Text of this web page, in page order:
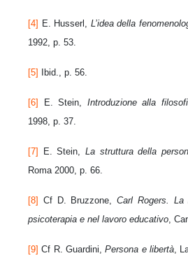
[4] E. Husserl, L’idea della
1992, p. 53.
[5] Ibid., p. 56.
[6] E. Stein, Introduzione alla
1998, p. 37.
[7] E. Stein, La struttura della
Roma 2000, p. 66.
[8] Cf D. Bruzzone,Carl Rogers. La
psicoterapia e nel lavoro educativo,
[9] Cf R. Guardini,Persona e libertà,